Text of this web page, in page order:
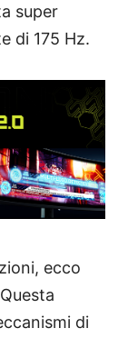
super
di 175 Hz.
ecco
di